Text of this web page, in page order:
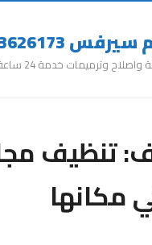
0543626173
خدمة 24 ساعة عمالة مميزة
تنظيف
مكانها